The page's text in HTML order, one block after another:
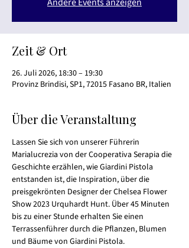
Zeit & Ort
26. Juli 2026, 18:30 – 19:30
Provinz Brindisi, SP1, 72015 Fasano BR, Italien
Über die Veranstaltung
Lassen Sie sich von unserer Führerin
Marialucrezia von der Cooperativa Serapia die
Geschichte erzählen, wie Giardini Pistola
entstanden ist, die Inspiration, über die
preisgekrönten Designer der Chelsea Flower
Show 2023 Urquhardt Hunt. Über 45 Minuten
bis zu einer Stunde erhalten Sie einen
Terrassenführer durch die Pflanzen, Blumen
und Bäume von Giardini Pistola.